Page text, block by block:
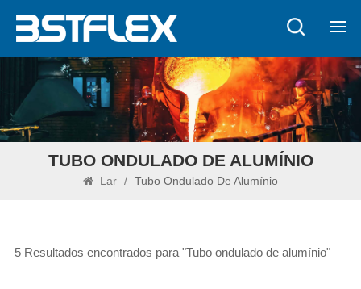
TUBO ONDULADO DE ALUMÍNIO
Lar / Tubo Ondulado De Alumínio
5 Resultados encontrados para "Tubo ondulado de alumínio"